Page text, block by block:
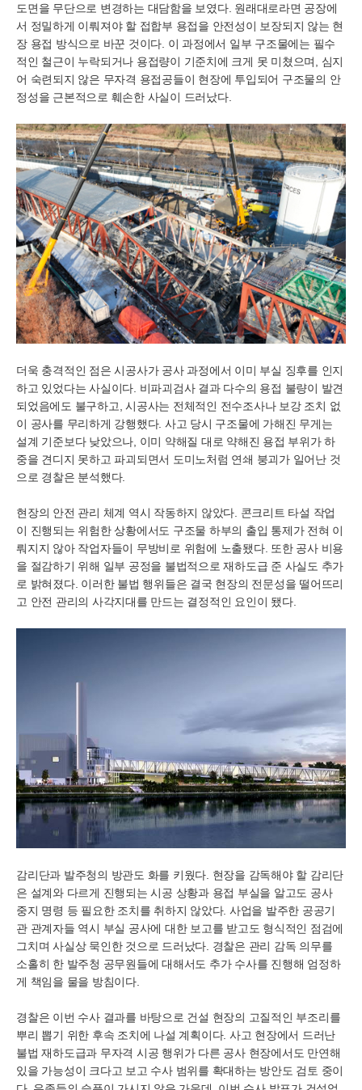
도면을 무단으로 변경하는 대담함을 보였다. 원래대로라면 공장에
서 정밀하게 이뤄져야 할 접합부 용접을 안전성이 보장되지 않는 현
장 용접 방식으로 바꾼 것이다. 이 과정에서 일부 구조물에는 필수
적인 철근이 누락되거나 용접량이 기준치에 크게 못 미쳤으며, 심지
어 숙련되지 않은 무자격 용접공들이 현장에 투입되어 구조물의 안
정성을 근본적으로 훼손한 사실이 드러났다.
더욱 충격적인 점은 시공사가 공사 과정에서 이미 부실 징후를 인지
하고 있었다는 사실이다. 비파괴검사 결과 다수의 용접 불량이 발견
되었음에도 불구하고, 시공사는 전체적인 전수조사나 보강 조치 없
이 공사를 무리하게 강행했다. 사고 당시 구조물에 가해진 무게는
설계 기준보다 낮았으나, 이미 약해질 대로 약해진 용접 부위가 하
중을 견디지 못하고 파괴되면서 도미노처럼 연쇄 붕괴가 일어난 것
으로 경찰은 분석했다.
현장의 안전 관리 체계 역시 작동하지 않았다. 콘크리트 타설 작업
이 진행되는 위험한 상황에서도 구조물 하부의 출입 통제가 전혀 이
뤄지지 않아 작업자들이 무방비로 위험에 노출됐다. 또한 공사 비용
을 절감하기 위해 일부 공정을 불법적으로 재하도급 준 사실도 추가
로 밝혀졌다. 이러한 불법 행위들은 결국 현장의 전문성을 떨어뜨리
고 안전 관리의 사각지대를 만드는 결정적인 요인이 됐다.
감리단과 발주청의 방관도 화를 키웠다. 현장을 감독해야 할 감리단
은 설계와 다르게 진행되는 시공 상황과 용접 부실을 알고도 공사
중지 명령 등 필요한 조치를 취하지 않았다. 사업을 발주한 공공기
관 관계자들 역시 부실 공사에 대한 보고를 받고도 형식적인 점검에
그치며 사실상 묵인한 것으로 드러났다. 경찰은 관리 감독 의무를
소홀히 한 발주청 공무원들에 대해서도 추가 수사를 진행해 엄정하
게 책임을 물을 방침이다.
경찰은 이번 수사 결과를 바탕으로 건설 현장의 고질적인 부조리를
뿌리 뽑기 위한 후속 조치에 나설 계획이다. 사고 현장에서 드러난
불법 재하도급과 무자격 시공 행위가 다른 공사 현장에서도 만연해
있을 가능성이 크다고 보고 수사 범위를 확대하는 방안도 검토 중이